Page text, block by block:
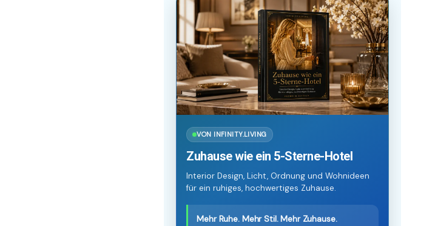
VON INFINITY.LIVING
Zuhause wie ein 5-Sterne-Hotel
Interior Design, Licht, Ordnung und Wohnideen
für ein ruhiges, hochwertiges Zuhause.
Mehr Ruhe. Mehr Stil. Mehr Zuhause.